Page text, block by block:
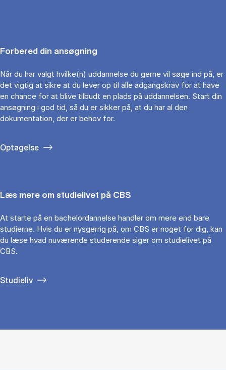
Forbered din ansøgning
Når du har valgt hvilke(n) uddannelse du gerne vil søge ind på, er
det vigtig at sikre at du lever op til alle adgangskrav for at have
en chance for at blive tilbudt en plads på uddannelsen. Start din
ansøgning i god tid, så du er sikker på, at du har al den
dokumentation, der er behov for.
Optagelse
Læs mere om studielivet på CBS
At starte på en bachelordannelse handler om mere end bare
studierne. Hvis du er nysgerrig på, om CBS er noget for dig, kan
du læse hvad nuværende studerende siger om studielivet på
CBS.
Studieliv